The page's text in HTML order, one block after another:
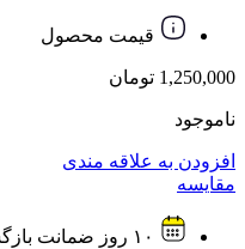
قیمت محصول
1,250,000 تومان
ناموجود
افزودن به علاقه مندی
مقایسه
۱۰ روز ضمانت بازگشت